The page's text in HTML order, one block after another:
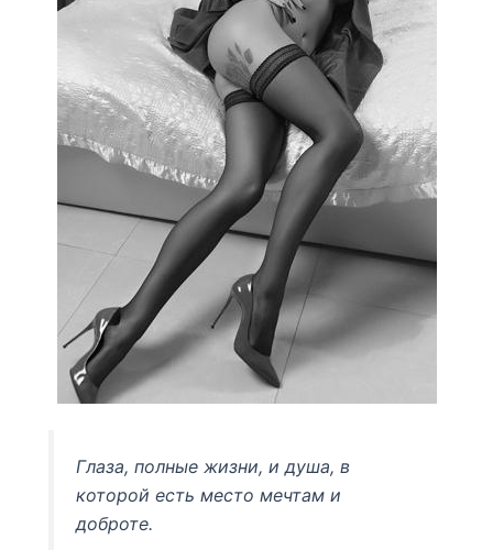
Глаза, полные жизни, и душа, в
которой есть место мечтам и
доброте.